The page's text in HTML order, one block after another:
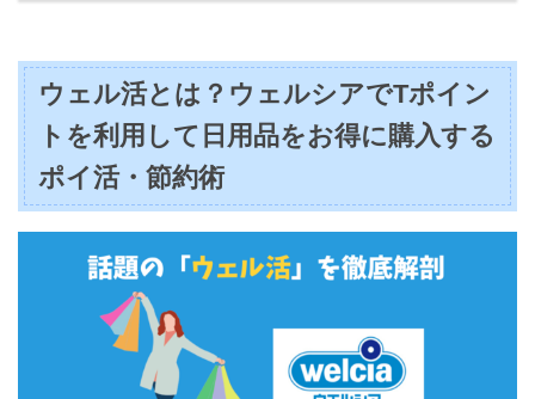
ウェル活とは？ウェルシアでTポイン
トを利用して日用品をお得に購入する
ポイ活・節約術